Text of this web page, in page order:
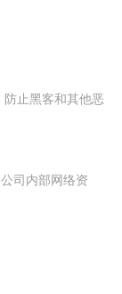
止黑客和其他恶
司内部网络资